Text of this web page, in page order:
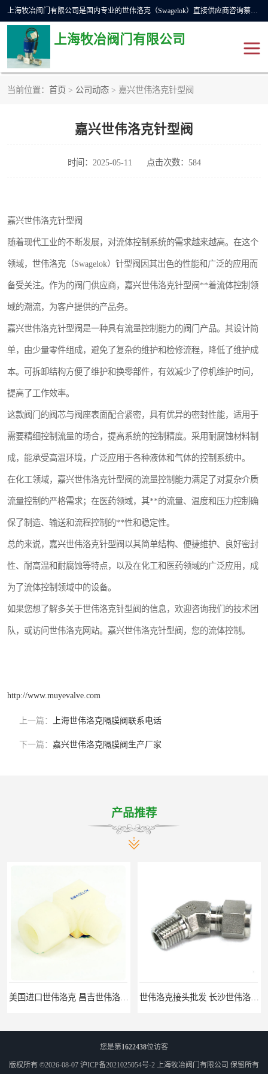
上海牧冶阀门有限公司是国内专业的世伟洛克（Swagelok）直接供应商咨询蔡工，主营世伟洛克球阀、世伟洛克针型阀、世伟洛克隔膜阀、世伟洛克旋塞阀、世伟洛克单向阀、世伟洛克接头、世伟洛克快速接头、世伟洛克卡套管、世伟洛克弯管器、世伟洛克工具等。
上海牧冶阀门有限公司
当前位置： 首页 > 公司动态 > 嘉兴世伟洛克针型阀
嘉兴世伟洛克针型阀
时间：2025-05-11 点击次数：584
嘉兴世伟洛克针型阀
随着现代工业的不断发展，对流体控制系统的需求越来越高。在这个
领域，世伟洛克（Swagelok）针型阀因其出色的性能和广泛的应用而
备受关注。作为的阀门供应商，嘉兴世伟洛克针型阀**着流体控制领
域的潮流，为客户提供的产品务。
嘉兴世伟洛克针型阀是一种具有流量控制能力的阀门产品。其设计简
单，由少量零件组成，避免了复杂的维护和检修流程，降低了维护成
本。可拆卸结构方便了维护和换零部件，有效减少了停机维护时间，
提高了工作效率。
这款阀门的阀芯与阀座表面配合紧密，具有优异的密封性能，适用于
需要精细控制流量的场合，提高系统的控制精度。采用耐腐蚀材料制
成，能承受高温环境，广泛应用于各种液体和气体的控制系统中。
在化工领域，嘉兴世伟洛克针型阀的流量控制能力满足了对复杂介质
流量控制的严格需求；在医药领域，其**的流量、温度和压力控制确
保了制造、输送和流程控制的**性和稳定性。
总的来说，嘉兴世伟洛克针型阀以其简单结构、便捷维护、良好密封
性、耐高温和耐腐蚀等特点，以及在化工和医药领域的广泛应用，成
为了流体控制领域中的设备。
如果您想了解多关于世伟洛克针型阀的信息，欢迎咨询我们的技术团
队，或访问世伟洛克网站。嘉兴世伟洛克针型阀，您的流体控制。
http://www.muyevalve.com
上一篇： 上海世伟洛克隔膜阀联系电话
下一篇： 嘉兴世伟洛克隔膜阀生产厂家
产品推荐
您是第1622438位访客
版权所有 ©2026-08-07 沪ICP备2021025054号-2 上海牧冶阀门有限公司 保留所有
世伟洛克球阀 世伟洛克针阀
世伟洛克过滤器 世伟洛克隔膜阀
DSC疏水阀
世伟洛克卡套管 世伟洛克弯管器
世伟洛克工具